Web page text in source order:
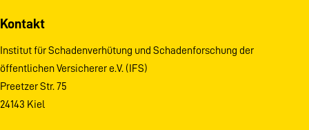
Kontakt
Institut für Schadenverhütung und Schadenforschung der
öffentlichen Versicherer e.V. (IFS)
Preetzer Str. 75
24143 Kiel